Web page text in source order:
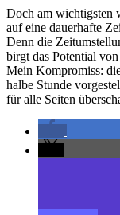
Doch am wichtigsten
auf eine dauerhafte
Denn die
birgt das Potential
Mein Kompromiss:
halbe Stunde
für alle Seiten